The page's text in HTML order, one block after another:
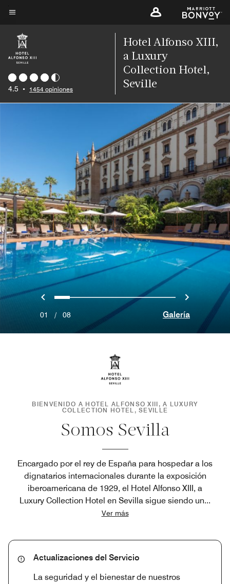
Skip
main
content
4.5 • 1454 opiniones
Hotel Alfonso XIII,
a Luxury
Collection Hotel,
Seville
Anterior
0 1 2 3 4 5 6 7
01 / 08 Galería
BIENVENIDO A HOTEL ALFONSO XIII, A LUXURY
COLLECTION HOTEL, SEVILLE
Somos Sevilla
Encargado por el rey de España para hospedar a los
dignatarios internacionales durante la exposición
iberoamericana de 1929, el Hotel Alfonso XIII, a
Luxury Collection Hotel en Sevilla sigue siendo un...
Ver más
Actualizaciones del Servicio
La seguridad y el bienestar de nuestros